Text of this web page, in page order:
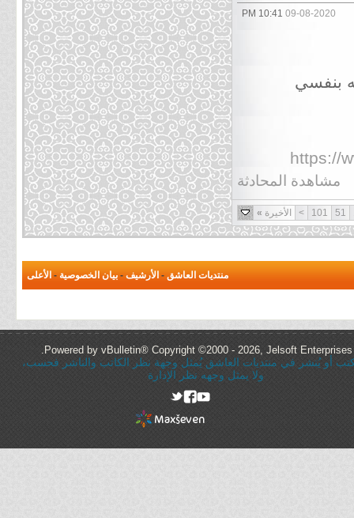
09-08-2020
10:41 PM
بنفسي
https://
مشاهدة المحادثة
51
101
> الأخيرة »
منتديات العاشق - الأرشيف - بيان الخصوصية - الأعلى
Powered by vBulletin® Copyright ©2000 - 2026, Jelsoft Enterprises
أو يُنشر في منتديات العاشق يُمثل وجهة نظر الكاتب والناشر فحسب،
ولا يمثل وجهه نظر الإدارة